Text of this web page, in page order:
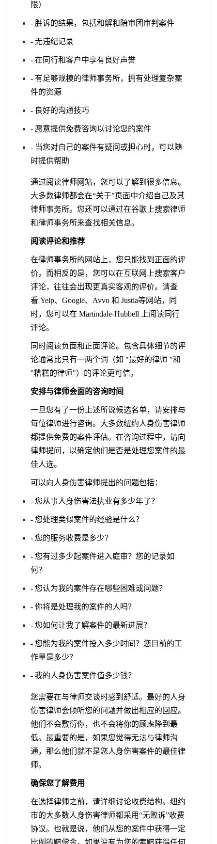
限）
- 胜诉的结果，包括和解和陪审团审判案件
- 无违纪记录
- 在同行和客户中享有良好声誉
- 有足够规模的律师事务所，拥有处理复杂案
件的资源
- 良好的沟通技巧
- 愿意提供免费咨询以讨论您的案件
- 当您对自己的案件有疑问或担心时，可以随
时提供帮助
通过阅读律师网站，您可以了解到很多信息。
大多数律师都会在“关于”页面中介绍自己及其
律师事务所。您还可以通过在谷歌上搜索律师
和律师事务所来查找相关信息。
阅读评论和推荐
在律师事务所的网站上，您只能找到正面的评
价。而相反的是，您可以在互联网上搜索客户
评论，往往会出现更真实客观的评价。请查
看 Yelp、Google、Avvo 和 Justia等网站，同
时， 您可以在 Martindale-Hubbell 上阅读同行
评论。
同时阅读负面和正面评论。包含具体细节的评
论通常比只有一两个词（如 "最好的律师 "和
"糟糕的律师"）的评论更可信。
安排与律师会面的咨询时间
一旦您有了一份上述所说候选名单，请安排与
每位律师进行咨询。大多数纽约人身伤害律师
都提供免费的案件评估。在咨询过程中，请向
律师提问，以确定他们是否是处理您案件的最
佳人选。
可以向人身伤害律师提出的问题包括：
- 您从事人身伤害法执业有多少年了？
- 您处理类似案件的经验是什么？
- 您的服务收费是多少？
- 您有过多少起案件进入庭审？您的记录如
何？
- 您认为我的案件存在哪些困难或问题？
- 你将是处理我的案件的人吗？
- 您如何让我了解案件的最新进展？
- 您能为我的案件投入多少时间？您目前的工
作量是多少？
- 我的人身伤害案件值多少钱？
您需要在与律师交谈时感到舒适。最好的人身
伤害律师会倾听您的问题并做出相应的回应。
他们不会敷衍你，也不会将你的顾虑降到最
低。最重要的是，如果您觉得无法与律师沟
通，那么他们就不是您人身伤害案件的最佳律
师。
确保您了解费用
在选择律师之前，请详细讨论收费结构。纽约
市的大多数人身伤害律师都采用“无败诉”收费
协议。也就是说，他们从您的案件中获得一定
比例的赔偿金。如果没有为您的索赔获得任何